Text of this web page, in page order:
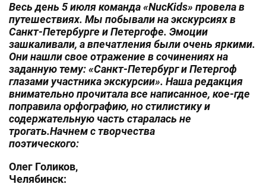
Весь день 5 июля команда «NucKids» провела в
путешествиях. Мы побывали на экскурсиях в
Санкт-Петербурге и Петергофе. Эмоции
зашкаливали, а впечатления были очень яркими.
Они нашли свое отражение в сочинениях на
заданную тему: «Санкт-Петербург и Петергоф
глазами участника экскурсии». Наша редакция
внимательно прочитала все написанное, кое-где
поправила орфографию, но стилистику и
содержательную часть старалась не
трогать.Начнем с творчества
поэтического:
Олег Голиков,
Челябинск: